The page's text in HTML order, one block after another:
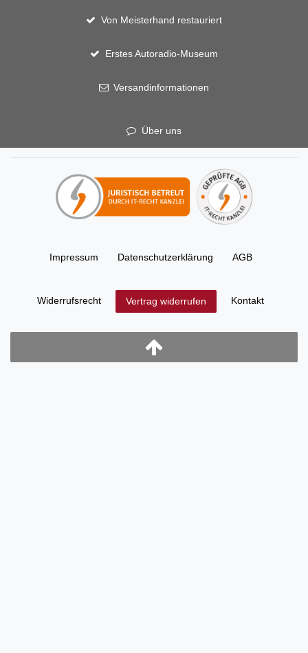
Von Meisterhand restauriert
Erstes Autoradio-Museum
Versandinformationen
Über uns
Impressum Daten­schutz­erklärung AGB
Widerrufs­recht Vertrag widerrufen Kontakt